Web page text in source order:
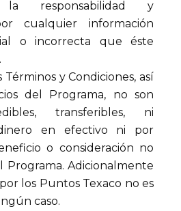
responsabilidad y
cualquier información
o incorrecta que éste
Términos y Condiciones, así
del Programa, no son
transferibles, ni
en efectivo ni por
o consideración no
Programa. Adicionalmente
los Puntos Texaco no es
caso.